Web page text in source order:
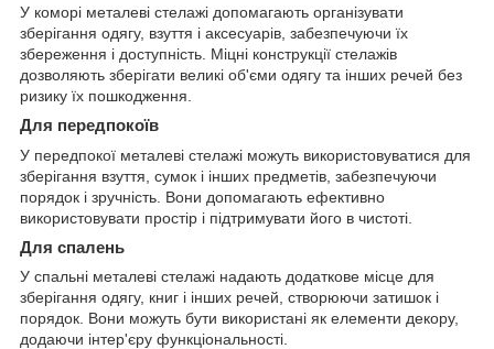
У коморі металеві стелажі допомагають організувати
зберігання одягу, взуття і аксесуарів, забезпечуючи їх
збереження і доступність. Міцні конструкції стелажів
дозволяють зберігати великі об'єми одягу та інших речей без
ризику їх пошкодження.
Для передпокоїв
У передпокої металеві стелажі можуть використовуватися для
зберігання взуття, сумок і інших предметів, забезпечуючи
порядок і зручність. Вони допомагають ефективно
використовувати простір і підтримувати його в чистоті.
Для спалень
У спальні металеві стелажі надають додаткове місце для
зберігання одягу, книг і інших речей, створюючи затишок і
порядок. Вони можуть бути використані як елементи декору,
додаючи інтер'єру функціональності.